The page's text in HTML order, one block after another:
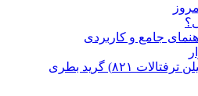
جامع و کاربردی
پت وانکایی ۸۲۱ (پلی اتیلن ترفتالات ۸۲۱) گرید بطری